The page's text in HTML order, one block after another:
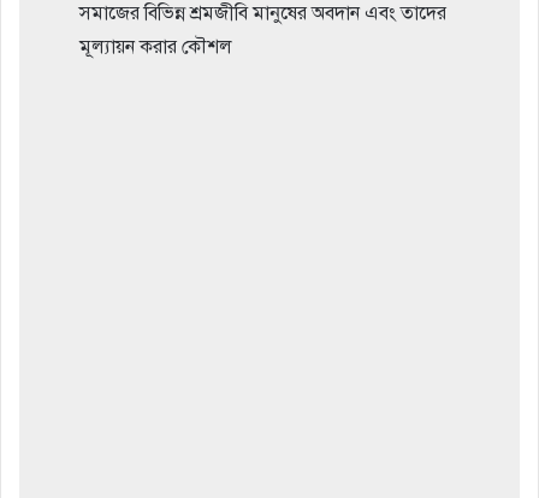
সমাজের বিভিন্ন শ্রমজীবি মানুষের অবদান এবং তাদের
মূল্যায়ন করার কৌশল